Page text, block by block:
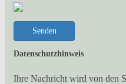
Senden
Datenschutzhinweis
Ihre Nachricht wird von den